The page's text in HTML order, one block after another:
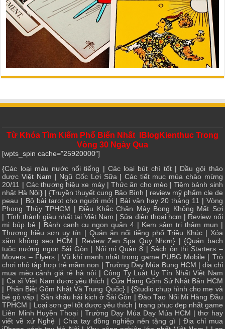
Từ Khóa Tìm Kiếm Phổ Biến Nhất IBlogKienthuc Trong
Vòng 30 Ngày Qua
[wpts_spin cache=”25920000″]
{Các loại màu nước nổi tiếng | Các loại bút chì tốt| Dầu gội thảo
dược Việt Nam | Ngũ Cốc Lợi Sữa | Các tiết mục múa chào mừng
20/11 | Các thương hiệu xe máy|Thức ăn cho mèo|Tiệm bánh sinh
nhật Hà Nội} | {Truyền thuyết cung Bảo Bình | review mỹ phẩm cle de
peau | Bộ bài tarot cho người mới| Bài văn hay 20 tháng 11 | Vòng
Phong Thủy TPHCM |Điêu Khắc Chân Mày Bong Không Mất Sợi
| Tỉnh thành giàu nhất tại Việt Nam | Sửa điện thoại hcm | Review nối
mi búp bê | Bánh canh cu ngon quận 4| Kem sâm trị thâm mụn |
Thương hiệu sơn uy tín | Quán ăn nổi tiếng phố Triều Khúc| Xóa
xăm không sẹo HCM | Review Zen Spa Quy Nhơn} | {Quán bạch
tuộc nướng ngon Sài Gòn | Nối mi Quận 8 | Sách ôn thi Starters –
Movers – Flyers| Vũ khí mạnh nhất trong game PUBG Mobile | Trò
chơi nhỏ tập hợp trẻ mầm non | Trường Dạy Múa Bụng HCM | địa chỉ
mua mèo cảnh giá rẻ hà nội |Công Ty Luật Uy Tín Nhất Việt Nam
| Ca sĩ Việt Nam được yêu thích | Cửa Hàng Gốm Sứ Nhật Bản HCM
| Phân Biệt Gốm Nhật Và Trung Quốc} | {Studio chụp hình cho mẹ và
bé gò vấp | Sân khấu hài kịch ở Sài Gòn |Đào Tạo Nối Mi Hàng Đầu
TPHCM | Loại sơn gel tốt được yêu thích | trang phục đẹp nhất game
Liên Minh Huyền Thoại|Trường Dạy Múa Dạy Múa HCM |thơ hay
viết về xứ Nghệ | Chia tay đồng nghiệp nên tặng gì | Địa chỉ mua